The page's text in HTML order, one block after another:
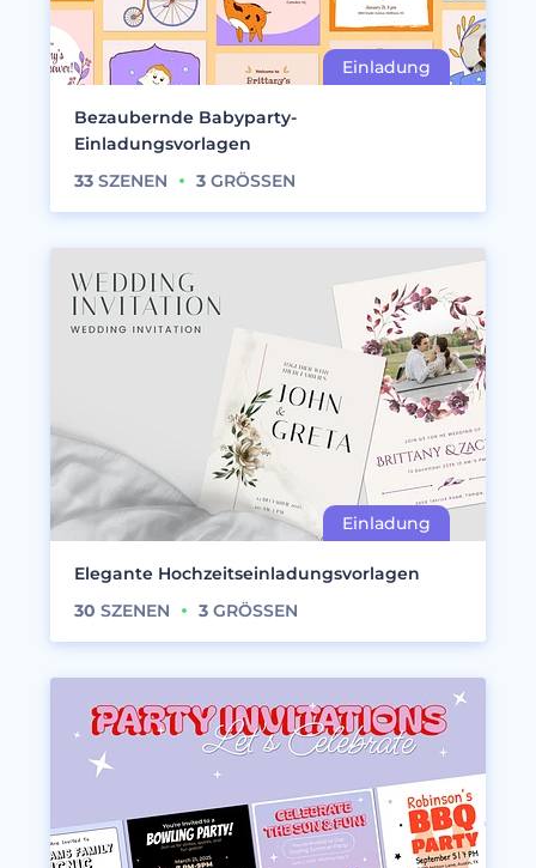
Bezaubernde Babyparty-
Einladungsvorlagen
33 SZENEN 3 GRÖSSEN
Elegante Hochzeitseinladungsvorlagen
30 SZENEN 3 GRÖSSEN